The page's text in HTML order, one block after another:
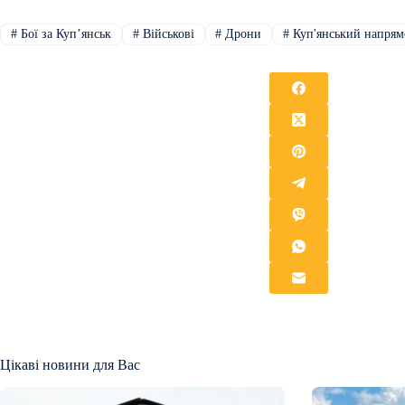
#Бої за Купʼянськ #Військові # Дрони # Куп'янський
Цікаві новини для Вас